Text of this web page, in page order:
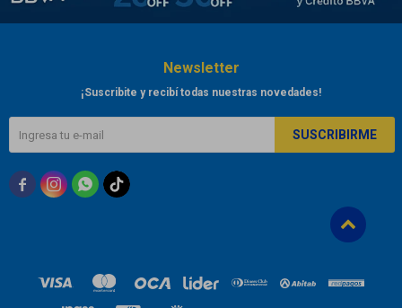
Newsletter
¡Suscribite y recibí todas nuestras novedades!
SUSCRIBIRME
  